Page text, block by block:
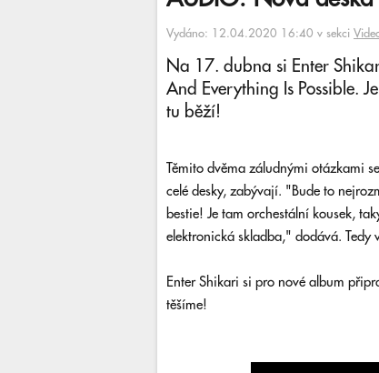
Vydáno: 12.04.2020 16:40 v sekci
Na 17. dubna si Enter
And Everything Is Possible.
tu běží!
Těmito dvěma záludnými otázkami
celé desky, zabývají. "Bude to
bestie! Je tam orchestální kousek,
elektronická skladba," dodává. Tedy
Enter Shikari si pro nové album
těšíme!